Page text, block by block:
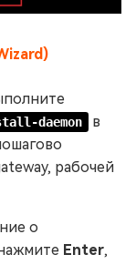
daemon
в
рабочей
о
Enter,